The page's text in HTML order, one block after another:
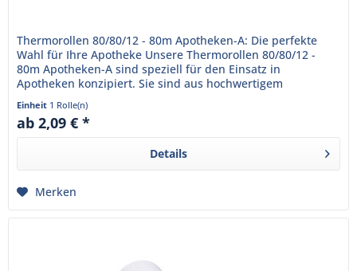
Thermorollen 80/80/12 - 80m Apotheken-A: Die perfekte
Wahl für Ihre Apotheke Unsere Thermorollen 80/80/12 -
80m Apotheken-A sind speziell für den Einsatz in
Apotheken konzipiert. Sie sind aus hochwertigem
Thermopapier gefertigt und...
Einheit 1 Rolle(n)
ab 2,09 € *
Details
Merken